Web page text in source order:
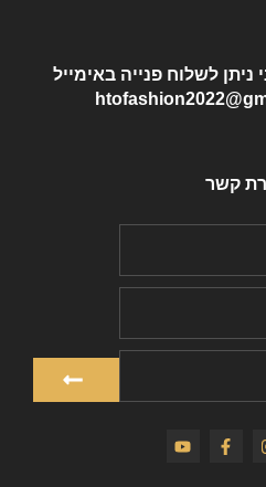
לשלוח פנייה באימייל
קשר